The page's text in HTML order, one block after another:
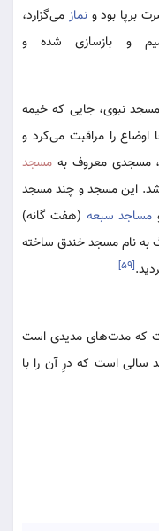
برپا بود ونماز می‌گزارد،
و بازسازی شده و
نبوی، جایی که خیمه
اوضاع را مراقبت می‌کرد و
مسجدی معروف به مسجد
این مسجد و چند مسجد
مساجد سبعه (هفت گانه)
بزرگ به نام مسجد خندق ساخته
[۵۹]
که مدت‌های مدیدی است
سالی است که درِ آن را با